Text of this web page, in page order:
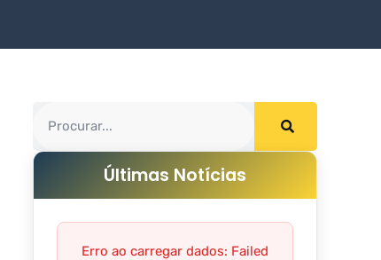
Últimas Notícias
Erro ao carregar dados: Failed